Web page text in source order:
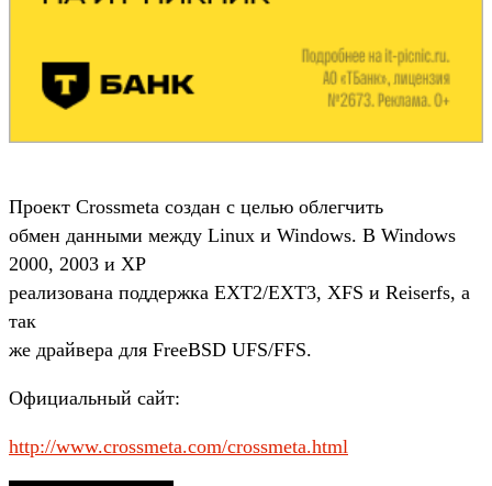
Проект Crossmeta создан с целью облегчить
обмен данными между Linux и Windows. В Windows
2000, 2003 и XP
реализована поддержка EXT2/EXT3, XFS и Reiserfs, а
так
же драйвера для FreeBSD UFS/FFS.
Официальный сайт:
http://www.crossmeta.com/crossmeta.html